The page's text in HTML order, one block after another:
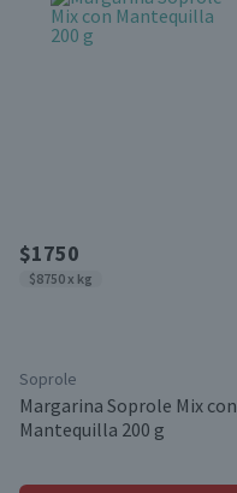
$1750
$8750 x kg
Soprole
Margarina Soprole Mix con
Mantequilla 200 g